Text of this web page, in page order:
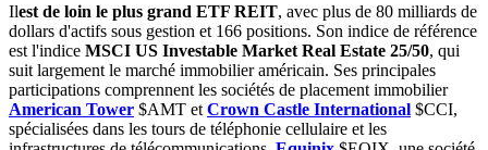
Ilest de loin le plus grand ETF REIT, avec plus de 80 milliards de
dollars d'actifs sous gestion et 166 positions. Son indice de référence
est l'indice MSCI US Investable Market Real Estate 25/50, qui
suit largement le marché immobilier américain. Ses principales
participations comprennent les sociétés de placement immobilier
American Tower $AMT et Crown Castle International $CCI,
spécialisées dans les tours de téléphonie cellulaire et les